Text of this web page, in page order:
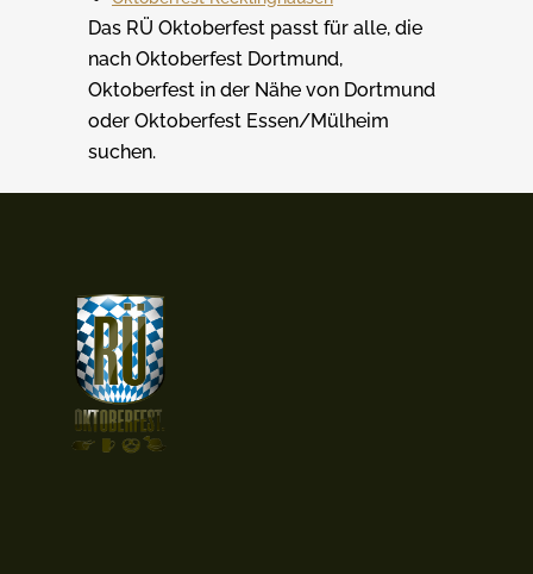
Das RÜ Oktoberfest passt für alle, die
nach Oktoberfest Dortmund,
Oktoberfest in der Nähe von Dortmund
oder Oktoberfest Essen/Mülheim
suchen.